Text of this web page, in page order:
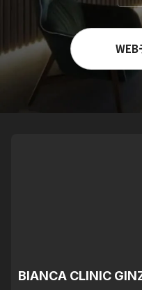
WEB
BIANCA CLINIC